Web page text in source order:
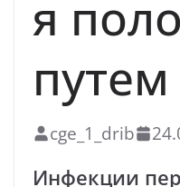
я
путем
cge_1_drib
Инфекции